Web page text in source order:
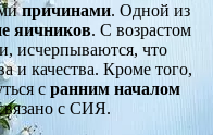
причинами. Одной из
яичников. С возрастом
исчерпываются, что
и качества. Кроме того,
с ранним началом
с СИЯ.